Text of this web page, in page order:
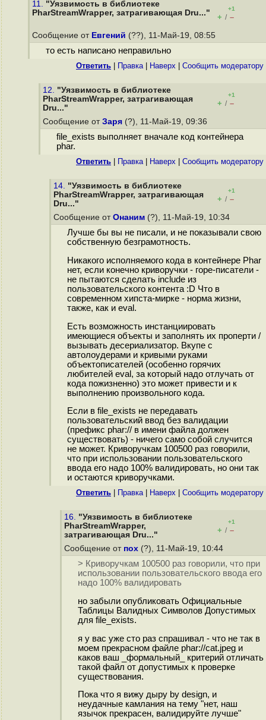
11. "Уязвимость в библиотеке
PharStreamWrapper, затрагивающая Dru..."
+1
+ / –
Сообщение от Евгений (??), 11-Май-19, 08:55
то есть написано неправильно
Ответить Правка| Наверх Cообщить модератору
12. "Уязвимость в библиотеке
PharStreamWrapper, затрагивающая
Dru..."
+1
+ / –
Сообщение от Заря (?), 11-Май-19, 09:36
file_exists выполняет вначале код контейнера
phar.
Ответить Правка| Наверх Cообщить модератору
14. "Уязвимость в библиотеке
PharStreamWrapper, затрагивающая
Dru..."
+1
+ / –
Сообщение от Онаним (?), 11-Май-19, 10:34
Лучше бы вы не писали, и не показывали свою
собственную безграмотность.
Никакого исполняемого кода в контейнере Phar
нет, если конечно криворучки - горе-писатели -
не пытаются сделать include из
пользовательского контента :D Что в
современном хипста-мирке - норма жизни,
также, как и eval.
Есть возможность инстанциировать
имеющиеся объекты и заполнять их проперти /
вызывать десериализатор. Вкупе с
автолоудерами и кривыми руками
объектописателей (особенно горячих
любителей eval, за который надо отлучать от
кода пожизненно) это может привести и к
выполнению произвольного кода.
Если в file_exists не передавать
пользовательский ввод без валидации
(префикс phar:// в имени файла должен
существовать) - ничего само собой случится
не может. Криворучкам 100500 раз говорили,
что при использовании пользовательского
ввода его надо 100% валидировать, но они так
и остаются криворучками.
Ответить Правка| Наверх Cообщить модератору
16. "Уязвимость в библиотеке
PharStreamWrapper,
затрагивающая Dru..."
+1
+ / –
Сообщение от пох (?), 11-Май-19, 10:44
> Криворучкам 100500 раз говорили, что при
использовании пользовательского ввода его
надо 100% валидировать
но забыли опубликовать Официальные
Таблицы Валидных Символов Допустимых
для file_exists.
я у вас уже сто раз спрашивал - что не так в
моем прекрасном файле phar://cat.jpeg и
каков ваш _формальный_ критерий отличать
такой файл от допустимых к проверке
существования.
Пока что я вижу дыру by design, и
неудачные камлания на тему "нет, наш
язычок прекрасен, валидируйте лучше"